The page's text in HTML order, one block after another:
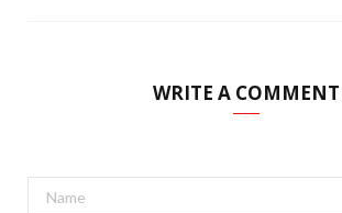
WRITE A COMMENT